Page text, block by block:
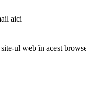
aici
ul web în acest